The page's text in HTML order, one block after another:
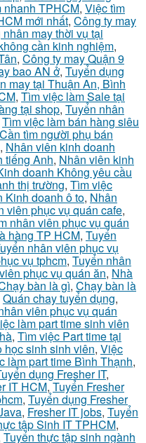
nhanh TPHCM, Việc tìm
mới nhất, Công ty may
may thời vụ tại
cần kinh nghiệm,
, Công ty may Quận 9
bao AN ở, Tuyển dụng
may tại Thuận An, Bình
, Tìm việc làm Sale tại
tại shop, Tuyển nhân
Tìm việc làm bán hàng siêu
Cần tìm người phụ bán
, Nhân viên kinh doanh
tiếng Anh, Nhân viên kinh
doanh Không yêu cầu
thị trường, Tìm việc
Kinh doanh ô to, Nhân
viên phục vụ quán cafe,
nhân viên phục vụ quán
hàng TP HCM, Tuyển
nhân viên phục vụ
vụ tphcm, Tuyển nhân
phục vụ quán ăn, Nhà
bàn là gì, Chạy bàn là
Quán chay tuyển dụng,
viên phục vụ quán
làm part time sinh viên
, Tìm việc Part time tại
học sinh sinh viên, Việc
làm part time Bình Thạnh,
dụng Fresher IT,
IT HCM, Tuyển Fresher
, Tuyển dụng Fresher
, Fresher IT jobs, Tuyển
tập Sinh IT TPHCM,
Tuyển thực tập sinh ngành